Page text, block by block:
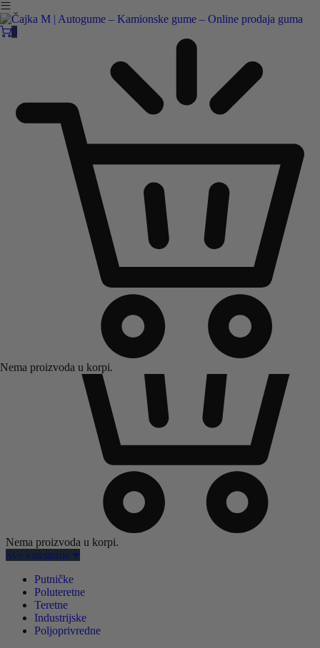
Čajka M Čačak
+381 32 5461 011 office@cajkam.rs
KAKO DO NAS
Nema proizvoda u korpi.
Sve kategorije
Putničke
Poluteretne
Teretne
Industrijske
Poljoprivredne
0
Nema proizvoda u korpi.